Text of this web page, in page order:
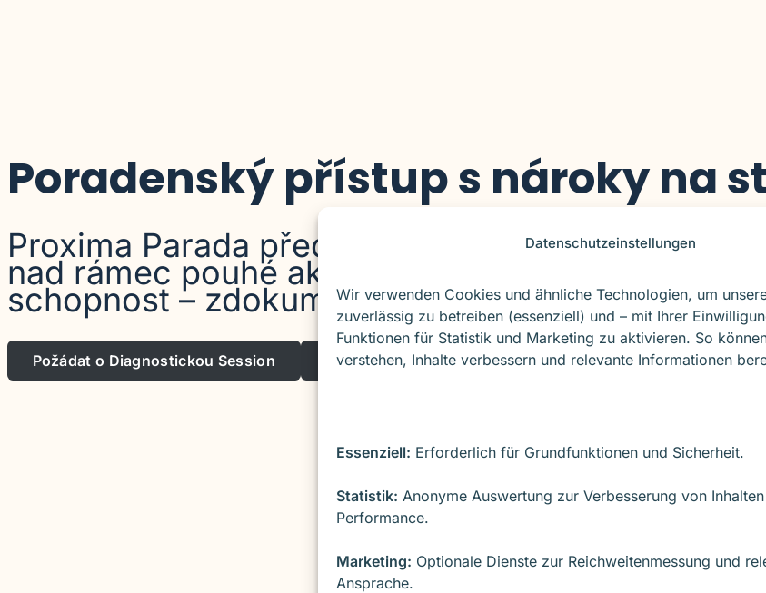
Datenschutzeinstellungen
Wir verwenden Cookies und ähnliche Technologien, um
zuverlässig zu betreiben (essenziell) und – mit Ihrer
Funktionen für Statistik und Marketing zu aktivieren. So
verstehen, Inhalte verbessern und relevante Informationen
Essenziell: Erforderlich für Grundfunktionen und Sicherheit.
Statistik: Anonyme Auswertung zur Verbesserung von
Performance.
Marketing: Optionale Dienste zur Reichweitenmessung und
Ansprache.
Poradenský přístup s nároky na
Proxima Parada představuje analytické
nad rámec pouhé aktivity. Se SOVERMOS
schopnost – zdokumentovanou, přenositelnou a
Požádat o Diagnostickou Session Poznat SOVERMOS